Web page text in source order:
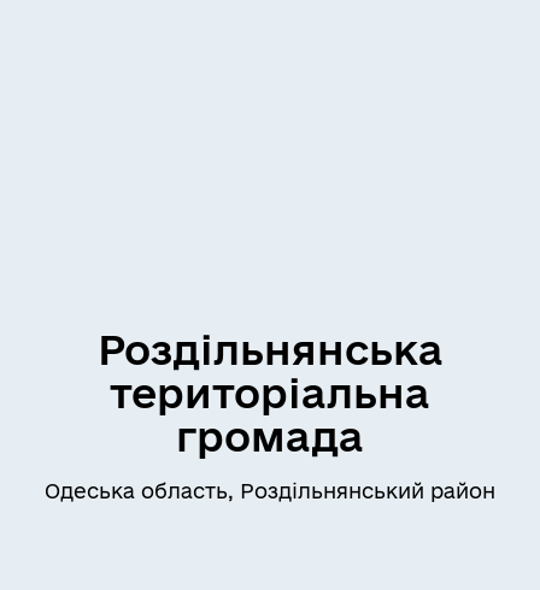
Роздільнянська
територіальна
громада
Одеська область, Роздільнянський район